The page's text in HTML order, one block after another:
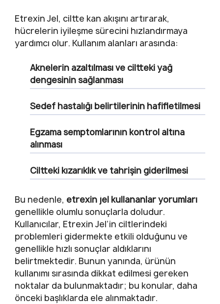
Etrexin Jel, ciltte kan akışını artırarak,
hücrelerin iyileşme sürecini hızlandırmaya
yardımcı olur. Kullanım alanları arasında:
Aknelerin azaltılması ve ciltteki yağ
dengesinin sağlanması
Sedef hastalığı belirtilerinin hafifletilmesi
Egzama semptomlarının kontrol altına
alınması
Ciltteki kızarıklık ve tahrişin giderilmesi
Bu nedenle, etrexin jel kullananlar yorumları
genellikle olumlu sonuçlarla doludur.
Kullanıcılar, Etrexin Jel’in ciltlerindeki
problemleri gidermekte etkili olduğunu ve
genellikle hızlı sonuçlar aldıklarını
belirtmektedir. Bunun yanında, ürünün
kullanımı sırasında dikkat edilmesi gereken
noktalar da bulunmaktadır; bu konular, daha
önceki başlıklarda ele alınmaktadır.